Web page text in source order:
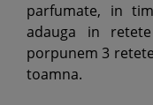
parfumate, in
adauga in
porpunem 3
toamna.